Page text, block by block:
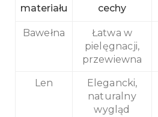
materiału
cechy
Bawełna
Łatwa w
pielęgnacji,
przewiewna
Len
Elegancki,
naturalny
wygląd